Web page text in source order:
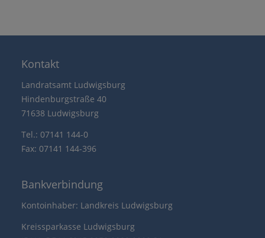
Kontakt
Landratsamt Ludwigsburg
Hindenburgstraße 40
71638 Ludwigsburg
Tel.: 07141 144-0
Fax: 07141 144-396
Bankverbindung
Kontoinhaber: Landkreis Ludwigsburg
Kreissparkasse Ludwigsburg